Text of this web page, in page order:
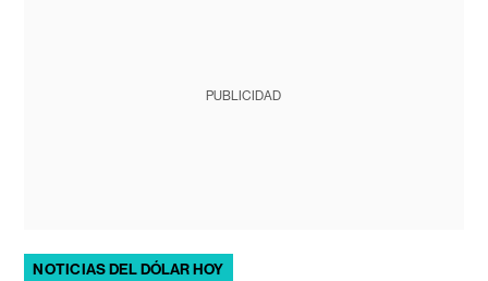
PUBLICIDAD
NOTICIAS DEL DÓLAR HOY